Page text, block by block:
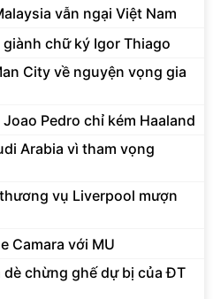
vẫn ngại Việt Nam
chữ ký Igor Thiago
City về nguyện vọng gia
Pedro chỉ kém Haaland
Arabia vì tham vọng
vụ Liverpool mượn
Camara với MU
chừng ghế dự bị của ĐT